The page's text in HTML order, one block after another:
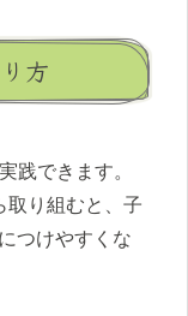
方
践できます。
取り組むと、子
つけやすくな